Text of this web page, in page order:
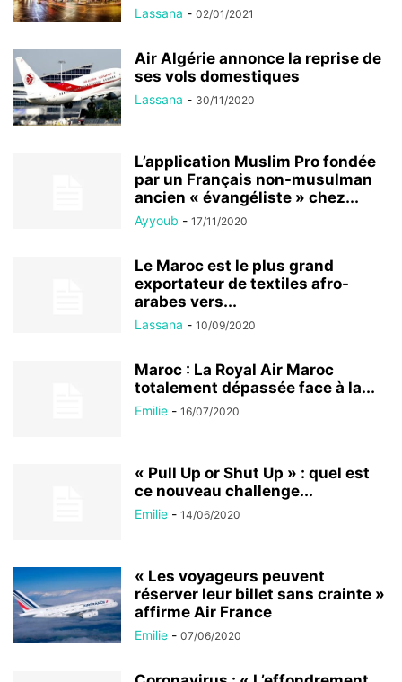
Lassana - 02/01/2021
Air Algérie annonce la reprise de
ses vols domestiques
Lassana - 30/11/2020
L’application Muslim Pro fondée
par un Français non-musulman
ancien « évangéliste » chez...
Ayyoub - 17/11/2020
Le Maroc est le plus grand
exportateur de textiles afro-
arabes vers...
Lassana - 10/09/2020
Maroc : La Royal Air Maroc
totalement dépassée face à la...
Emilie - 16/07/2020
« Pull Up or Shut Up » : quel est
ce nouveau challenge...
Emilie - 14/06/2020
« Les voyageurs peuvent
réserver leur billet sans crainte »
affirme Air France
Emilie - 07/06/2020